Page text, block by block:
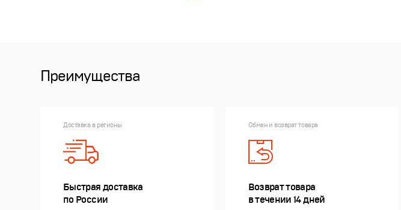
Преимущества
Доставка в регионы
Быстрая доставка
по России
Обмен и возврат товара
Возврат товара
в течении 14 дней